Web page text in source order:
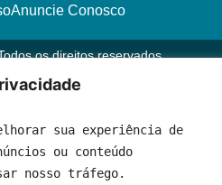
sua experiência de
ou conteúdo
nosso tráfego.
Anuncie Conosco
os direitos reservados